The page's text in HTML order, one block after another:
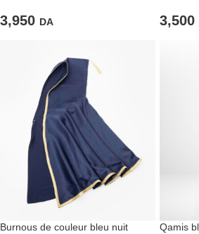
3,950 DA 3,500
Burnous de couleur bleu nuit Qamis